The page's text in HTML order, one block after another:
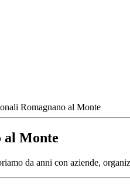
Romagnano al Monte
al Monte
da anni con aziende,